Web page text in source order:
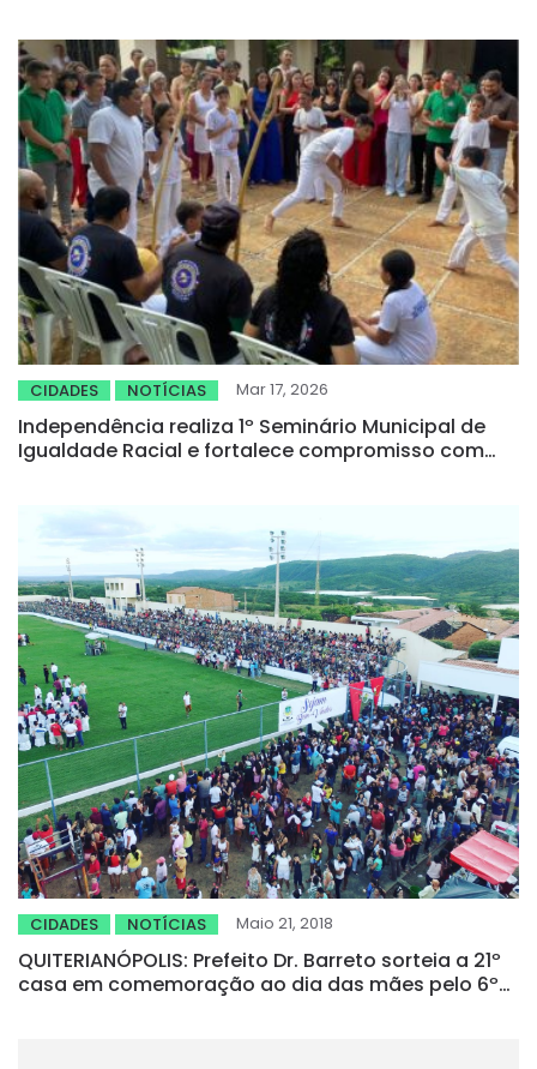
CIDADES NOTÍCIAS Mar 17, 2026
Independência realiza 1º Seminário Municipal de
Igualdade Racial e fortalece compromisso com
CIDADES NOTÍCIAS Maio 21, 2018
QUITERIANÓPOLIS: Prefeito Dr. Barreto sorteia a 21º
casa em comemoração ao dia das mães pelo 6º